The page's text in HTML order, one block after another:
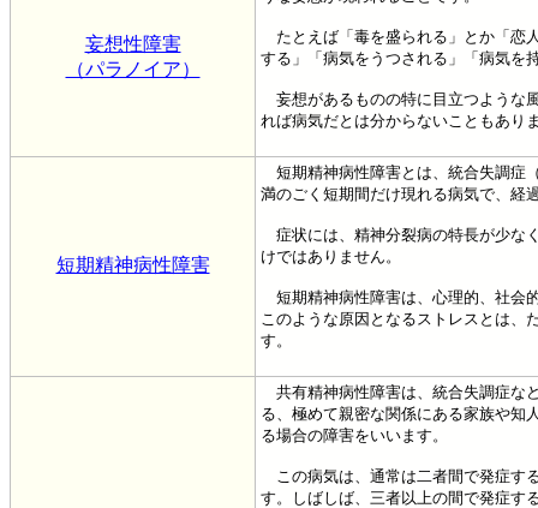
妄想性障害
（パラノイア）
たとえば「毒を盛られる」とか「恋
する」「病気をうつされる」「病気を
妄想があるものの特に目立つような
れば病気だとは分からないこともあり
短期精神病性障害
短期精神病性障害とは、統合失調症
満のごく短期間だけ現れる病気で、経
症状には、精神分裂病の特長が少な
けではありません。
短期精神病性障害は、心理的、社会
このような原因となるストレスとは、
す。
共有精神病性障害は、統合失調症な
る、極めて親密な関係にある家族や知
る場合の障害をいいます。
この病気は、通常は二者間で発症す
す。しばしば、三者以上の間で発症す